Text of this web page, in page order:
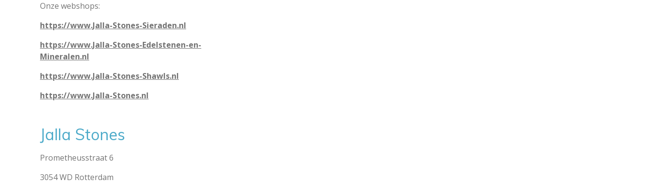
Onze webshops:
https://www.Jalla-Stones-Sieraden.nl
https://www.Jalla-Stones-Edelstenen-en-
Mineralen.nl
https://www.Jalla-Stones-Shawls.nl
https://www.Jalla-Stones.nl
Jalla Stones
Prometheusstraat 6
3054 WD Rotterdam